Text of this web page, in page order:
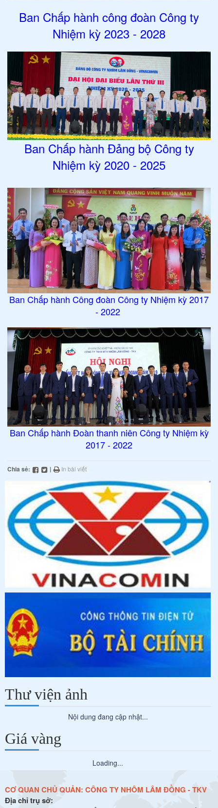
Ban Chấp hành công đoàn Công ty
Nhiệm kỳ 2023 - 2028
Ban Chấp hành Đảng bộ Công ty
Nhiệm kỳ 2020 - 2025
Ban Chấp hành Công đoàn Công ty Nhiệm kỳ 2017
- 2022
Ban Chấp hành Đoàn thanh niên Công ty Nhiệm kỳ
2017 - 2022
Chia sẻ: | In bài viết
Thư viện ảnh
Nội dung đang cập nhật...
Giá vàng
Loading...
CƠ QUAN CHỦ QUẢN: CÔNG TY NHÔM LÂM ĐỒNG - TKV
Địa chỉ trụ sở: